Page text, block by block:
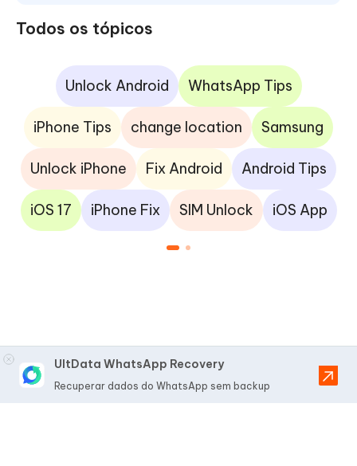
Todos os tópicos
Unlock Android WhatsApp Tips
iPhone Tips change location Samsung
Unlock iPhone Fix Android Android Tips
iOS 17 iPhone Fix SIM Unlock iOS App
UltData WhatsApp Recovery
Recuperar dados do WhatsApp sem backup